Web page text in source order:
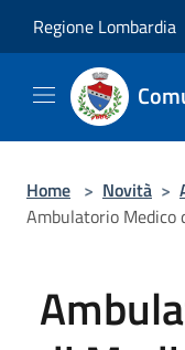
Regione Lombardia
Home > Novità >
Ambulatorio Medico